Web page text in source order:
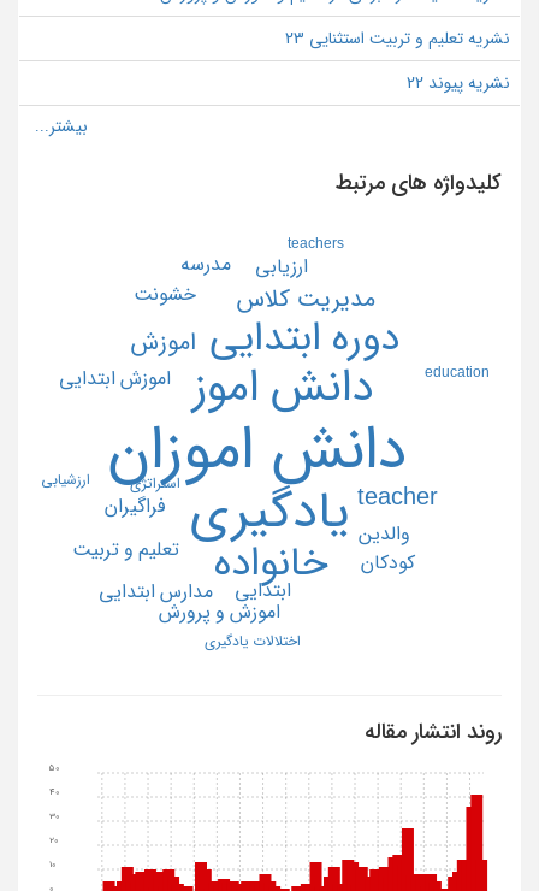
نشریه تعلیم و تربیت استثنایی 23
نشریه پیوند 22
کلیدواژه های مرتبط
دانش اموزان
يادگيري
دانش اموز
خانواده
دوره ابتدايي
teacher
اموزش
مديريت كلاس
ابتدايي
اموزش ابتدايي
فراگيران
كودكان
والدين
ارزيابي
اموزش و پرورش
تعليم و تربيت
خشونت
مدارس ابتدايي
مدرسه
education
teachers
اختلالات يادگيري
ارزشيابي استراتژي
روند انتشار مقاله
10
20
30
40
50